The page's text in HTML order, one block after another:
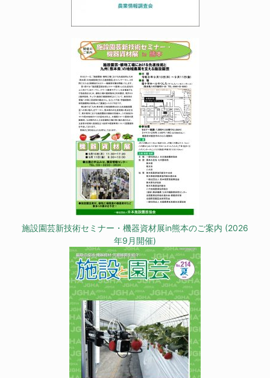
施設園芸新技術セミナー・機器資材展in熊本のご案内 (2026
年9月開催)